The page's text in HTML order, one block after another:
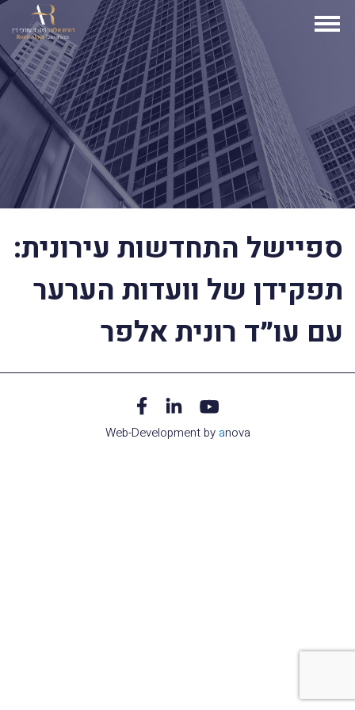
ספיישל התחדשות עירונית:
תפקידן של וועדות הערער
עם עו״ד רונית אלפר
Web-Development by anova